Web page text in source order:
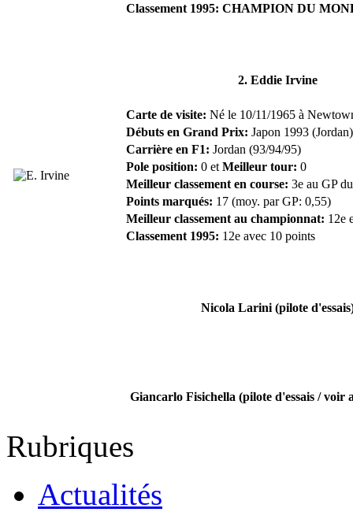
Classement 1995: CHAMPION DU
2. Eddie Irvine
Carte de visite: Né le 10/11/1965 à
Débuts en Grand Prix: Japon 1993
Carrière en F1: Jordan (93/94/95)
Pole position: 0 et Meilleur tour: 0
Meilleur classement en course: 3e au GP
Points marqués: 17 (moy. par GP: 0,55)
Meilleur classement au championnat: 12e
Classement 1995: 12e avec 10 points
Nicola Larini (pilote
Giancarlo Fisichella (pilote d'essais / voir
Rubriques
Actualités